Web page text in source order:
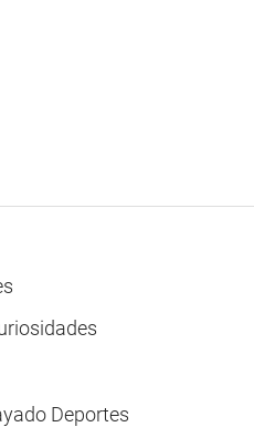
Deportes